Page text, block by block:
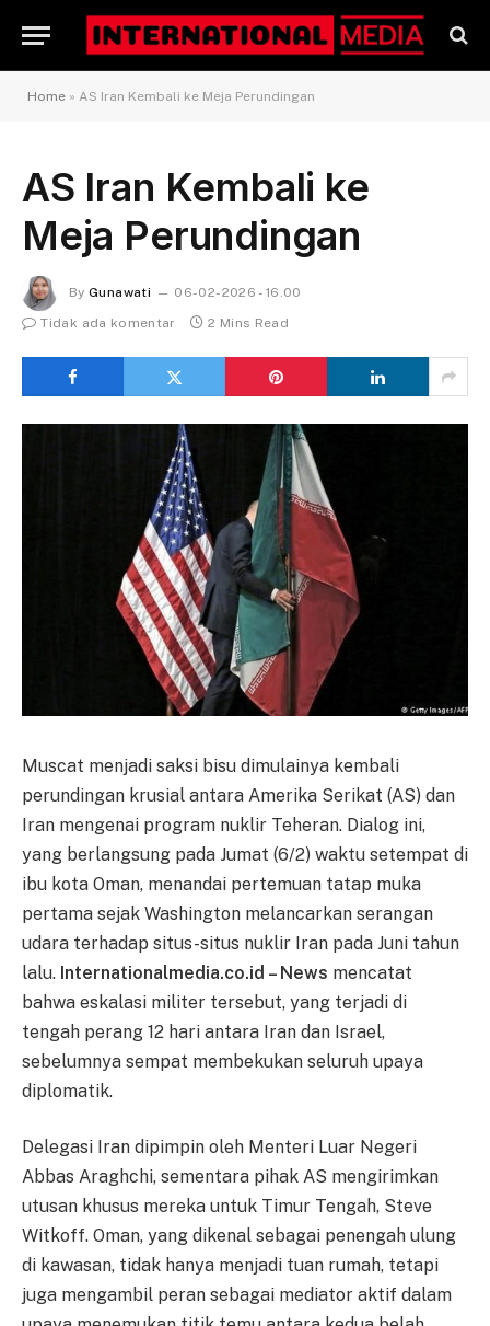
Home » AS Iran Kembali ke Meja Perundingan
AS Iran Kembali ke
Meja Perundingan
By Gunawati
06-02-2026 - 16.00
Tidak ada komentar
2 Mins Read
Muscat menjadi saksi bisu dimulainya kembali
perundingan krusial antara Amerika Serikat (AS) dan
Iran mengenai program nuklir Teheran. Dialog ini,
yang berlangsung pada Jumat (6/2) waktu setempat di
ibu kota Oman, menandai pertemuan tatap muka
pertama sejak Washington melancarkan serangan
udara terhadap situs-situs nuklir Iran pada Juni tahun
lalu. Internationalmedia.co.id – News mencatat
bahwa eskalasi militer tersebut, yang terjadi di
tengah perang 12 hari antara Iran dan Israel,
sebelumnya sempat membekukan seluruh upaya
diplomatik.
Delegasi Iran dipimpin oleh Menteri Luar Negeri
Abbas Araghchi, sementara pihak AS mengirimkan
utusan khusus mereka untuk Timur Tengah, Steve
Witkoff. Oman, yang dikenal sebagai penengah ulung
di kawasan, tidak hanya menjadi tuan rumah, tetapi
juga mengambil peran sebagai mediator aktif dalam